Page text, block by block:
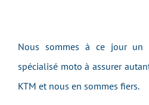
Nous sommes à ce jour un
spécialisé moto à assurer
KTM et nous en sommes fiers.